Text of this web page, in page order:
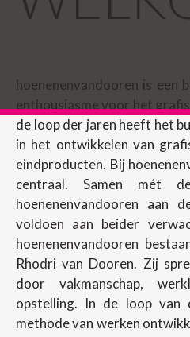
hoenenenvandooren is
enthousiasme voor het
de loop der jaren heeft het
in het ontwikkelen van
eindproducten. Bij
centraal. Samen mét
hoenenenvandooren
voldoen aan beider
hoenenenvandooren
Rhodri van Dooren. Zij
door vakmanschap,
opstelling. In de loop van
methode van werken